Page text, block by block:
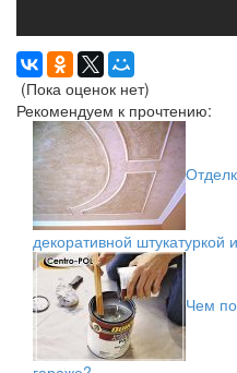
(Пока оценок нет)
Рекомендуем к прочтению:
декоративной штукатуркой
Чем